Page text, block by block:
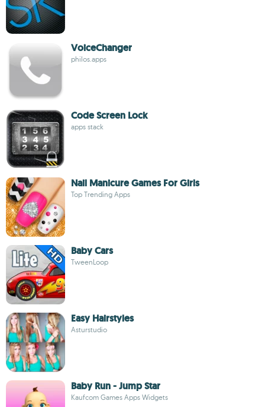
VoiceChanger
philos.apps
Code Screen Lock
apps stack
Nail Manicure Games For Girls
Top Trending Apps
Baby Cars
TweenLoop
Easy Hairstyles
Asturstudio
Baby Run - Jump Star
Kaufcom Games Apps Widgets